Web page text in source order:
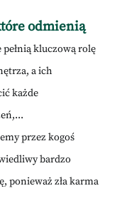
odmienią
kluczową rolę
a ich
każde
przez kogoś
bardzo
ponieważ zła karma